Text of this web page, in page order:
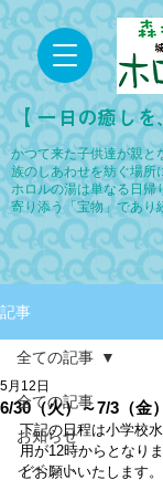
【 一日の癒し
かつて来た子供達が親と
族のしあわせを紡ぐ場所
ホロルの湯は単なる日帰
寄り添う「宝物」であり
記事
全ての記事
お知らせ
イベント
全ての記事
6/30（火）～7/3（金
5月12日
下記の日程は小学校
用が12時からとなり
どお願いいたします。